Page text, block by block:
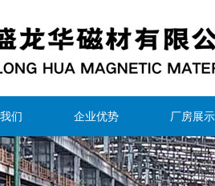
们 企业优势 厂房展示